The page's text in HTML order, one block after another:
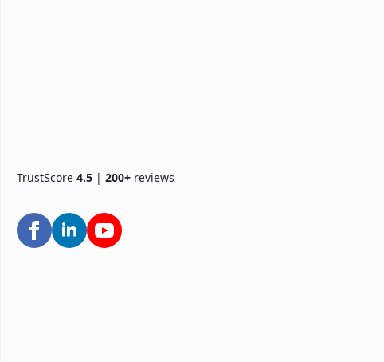
TrustScore 4.5 | 200+ reviews